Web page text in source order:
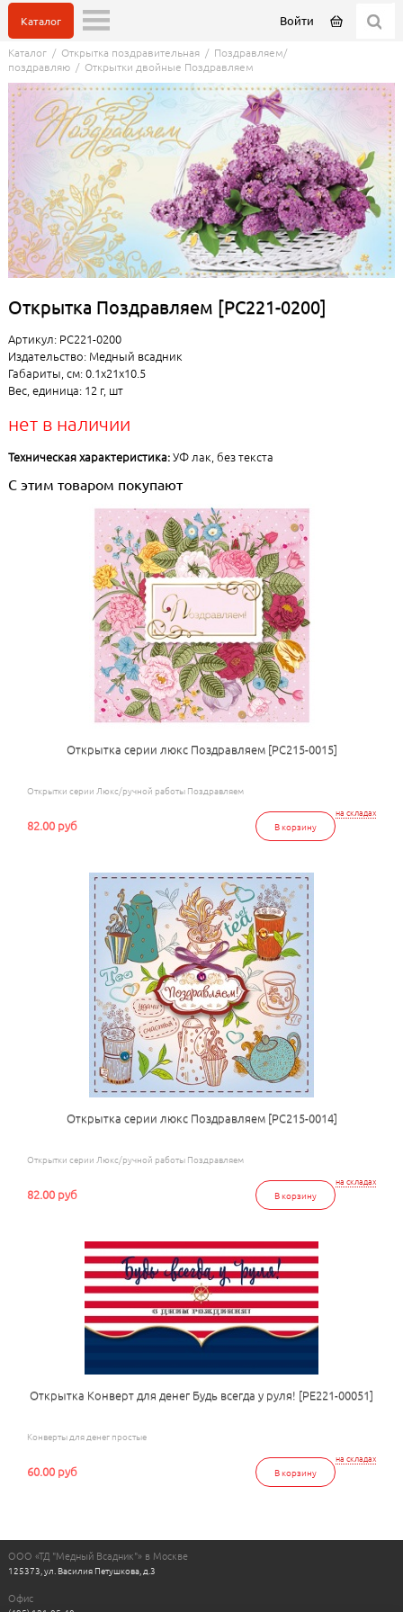
Войти
Каталог
Каталог/ Открытка поздравительная/ Поздравляем/
поздравляю/ Открытки двойные Поздравляем
Открытка Поздравляем [РС221-0200]
Артикул: РС221-0200
Издательство: Медный всадник
Габариты, см: 0.1x21x10.5
Вес, единица: 12 г, шт
нет в наличии
Техническая характеристика:УФ лак, без текста
С этим товаром покупают
Открытка серии люкс Поздравляем [РС215-0015]
Открытки серии Люкс/ручной работы Поздравляем
на складах
В корзину
82.00 руб
Открытка серии люкс Поздравляем [РС215-0014]
Открытки серии Люкс/ручной работы Поздравляем
на складах
В корзину
82.00 руб
Открытка Конверт для денег Будь всегда у руля! [РЕ221-00051]
Конверты для денег простые
на складах
В корзину
60.00 руб
ООО «ТД "Медный Всадник"» в Москве
125373, ул. Василия Петушкова, д.3
Офис